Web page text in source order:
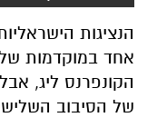
הנציגות
אחד במוקדמות
הקונפרנס ליג,
של הסיבוב